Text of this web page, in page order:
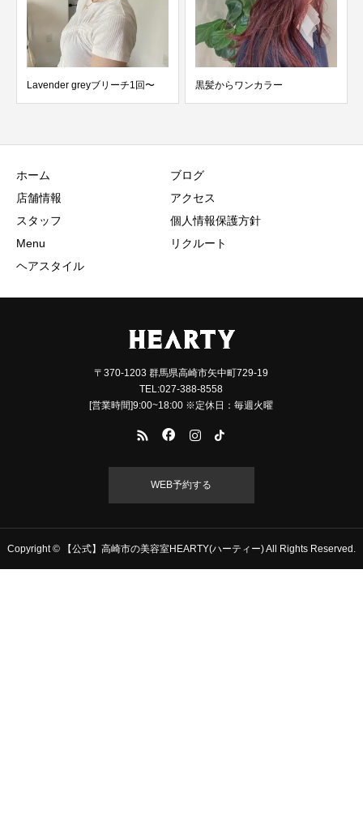
Lavender greyブリーチ1回〜 黒髪からワンカラー
ホーム
店舗情報
スタッフ
Menu
ヘアスタイル
ブログ
アクセス
個人情報保護方針
リクルート
〒370-1203 群馬県高崎市矢中町729-19
TEL:027-388-8558
[営業時間]9:00~18:00 ※定休日：毎週火曜
WEB予約する
Copyright © 【公式】高崎市の美容室HEARTY(ハーティー) All Rights Reserved.